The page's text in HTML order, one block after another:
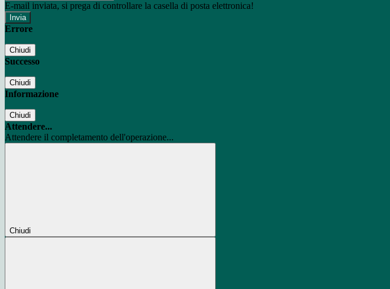
E-mail inviata, si prega di controllare la casella di posta elettronica!
Errore
Chiudi
Successo
Chiudi
Informazione
Chiudi
Attendere...
Attendere il completamento dell'operazione...
Chiudi